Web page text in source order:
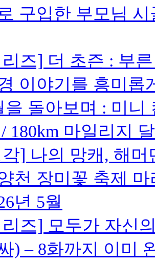
구입한 부모님 시
즈] 더 초즌 : 부른
이야기를 흥미롭
을 돌아보며 : 미니
180km 마일리지
] 나의 망캐, 해머
천 장미꽃 축제
년 5월
즈] 모두가 자신
) – 8화까지 이미